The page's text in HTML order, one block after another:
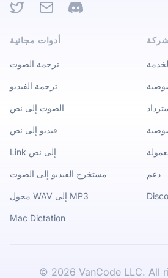
TwitterEmail Discord
أدوات مجانية
ترجمة الصوت
ترجمة الفيديو
الصوت إلى نص
فيديو إلى نص
Link إلى نص
مستخرج الفيديو إلى الصوت
محول WAV إلى MP3
Mac Dictation
شركة
دعم
© 2026 VanCode LLC. All